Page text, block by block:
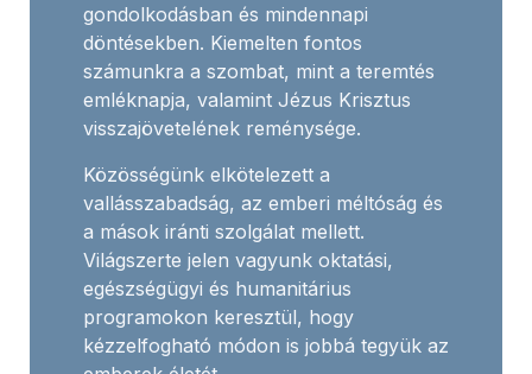
gondolkodásban és mindennapi
döntésekben. Kiemelten fontos
számunkra a szombat, mint a teremtés
emléknapja, valamint Jézus Krisztus
visszajövetelének reménysége.
Közösségünk elkötelezett a
vallásszabadság, az emberi méltóság és
a mások iránti szolgálat mellett.
Világszerte jelen vagyunk oktatási,
egészségügyi és humanitárius
programokon keresztül, hogy
kézzelfogható módon is jobbá tegyük az